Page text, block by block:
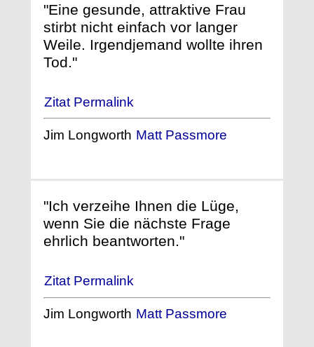
"Eine gesunde, attraktive Frau
stirbt nicht einfach vor langer
Weile. Irgendjemand wollte ihren
Tod."
Zitat Permalink
Jim Longworth Matt Passmore
"Ich verzeihe Ihnen die Lüge,
wenn Sie die nächste Frage
ehrlich beantworten."
Zitat Permalink
Jim Longworth Matt Passmore